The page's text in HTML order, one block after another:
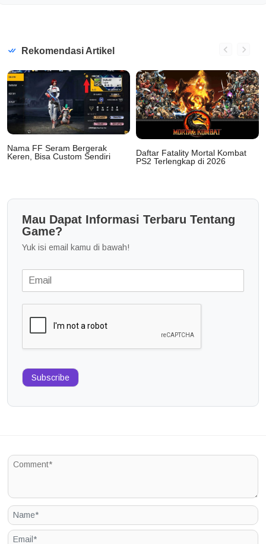
Rekomendasi Artikel
Nama FF Seram Bergerak
Keren, Bisa Custom Sendiri
Daftar Fatality Mortal Kombat
PS2 Terlengkap di 2026
Mau Dapat Informasi Terbaru Tentang
Game?
Yuk isi email kamu di bawah!
Subscribe